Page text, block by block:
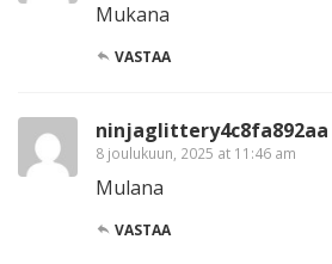
Mukana
VASTAA
ninjaglittery4c8fa892aa
8 joulukuun, 2025 at 11:46 am
Mulana
VASTAA